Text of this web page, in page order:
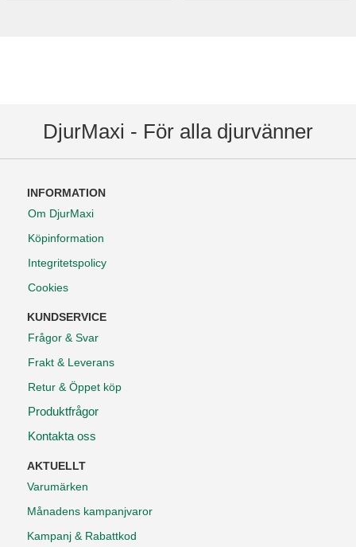
DjurMaxi - För alla djurvänner
INFORMATION
Om DjurMaxi
Köpinformation
Integritetspolicy
Cookies
KUNDSERVICE
Frågor & Svar
Frakt & Leverans
Retur & Öppet köp
Produktfrågor
Kontakta oss
AKTUELLT
Varumärken
Månadens kampanjvaror
Kampanj & Rabattkod